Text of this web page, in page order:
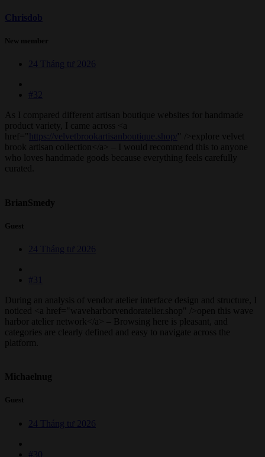
Chrisdob
New member
24 Tháng tư 2026
#32
As I compared different artisan boutique websites for handmade
product variety, I came across <a
href=" https://velvetbrookartisanboutique.shop/ " />explore velvet
brook artisan collection</a> – I would recommend this to anyone
who loves handmade goods because everything feels carefully
curated.
BrianSmedy
Guest
24 Tháng tư 2026
#31
During an analysis of vendor atelier interface design and structure, I
noticed <a href="waveharborvendoratelier.shop" />open this wave
harbor atelier network</a> – Browsing here is pleasant, and
categories are clearly defined and easy to navigate across the
platform.
Michaelnug
Guest
24 Tháng tư 2026
#30